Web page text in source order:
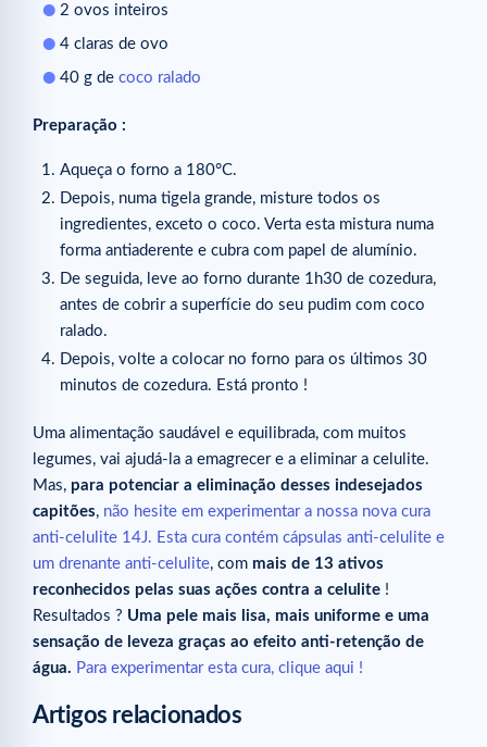
2 ovos inteiros
4 claras de ovo
40 g de coco ralado
Preparação :
Aqueça o forno a 180°C.
Depois, numa tigela grande, misture todos os
ingredientes, exceto o coco. Verta esta mistura numa
forma antiaderente e cubra com papel de alumínio.
De seguida, leve ao forno durante 1h30 de cozedura,
antes de cobrir a superfície do seu pudim com coco
ralado.
Depois, volte a colocar no forno para os últimos 30
minutos de cozedura. Está pronto !
Uma alimentação saudável e equilibrada, com muitos
legumes, vai ajudá-la a emagrecer e a eliminar a celulite.
Mas, para potenciar a eliminação desses indesejados
capitões, não hesite em experimentar a nossa nova cura
anti-celulite 14J. Esta cura contém cápsulas anti-celulite e
um drenante anti-celulite, com mais de 13 ativos
reconhecidos pelas suas ações contra a celulite !
Resultados ? Uma pele mais lisa, mais uniforme e uma
sensação de leveza graças ao efeito anti-retenção de
água. Para experimentar esta cura, clique aqui !
Artigos relacionados